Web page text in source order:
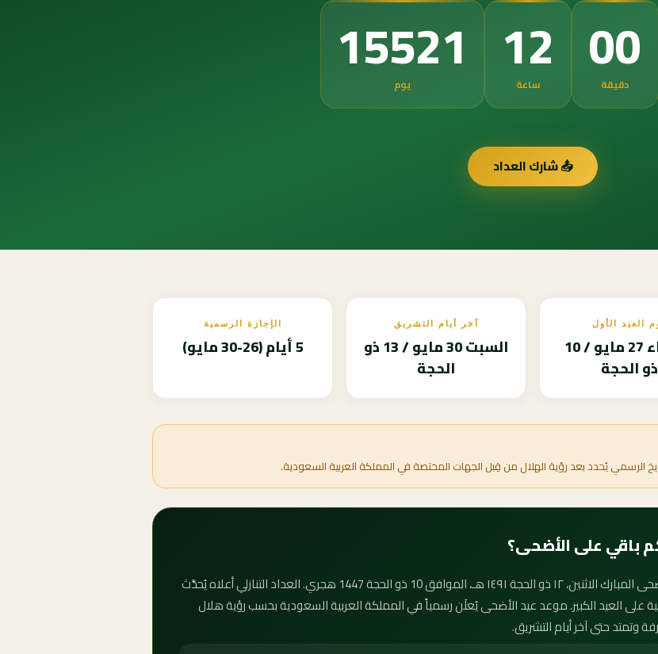
15521
يوم 12
ساعة 00
دقيقة
📤 شارك العداد
العيد الأول
الأربعاء 27 مايو / 10
ذو الحجة
آخر أيام التشريق
السبت 30 مايو / 13 ذو
الحجة
الإجازة الرسمية
5 أيام (26-30 مايو)
الرسمي يُحدد بعد رؤية الهلال من قِبل الجهات المختصة في المملكة العربية السعودية.
كم باقي على عيد الأضحى 2070؟ يصادف عيد الأضحى المبارك الاثنين، ١٢ ذو الحجة ١٤٩١ هـ، الموافق 10 ذو الحجة 1447 هجري. العداد التنازلي أعلاه يُحدَّث
على العيد الكبير. موعد عيد الأضحى يُعلَن رسمياً في المملكة العربية السعودية بحسب رؤية هلال
وتمتد حتى آخر أيام التشريق.